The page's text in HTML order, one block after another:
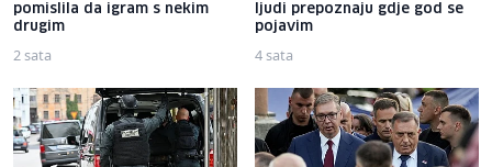
pomislila da igram s nekim
drugim
2 sata
ljudi prepoznaju gdje god se
pojavim
4 sata